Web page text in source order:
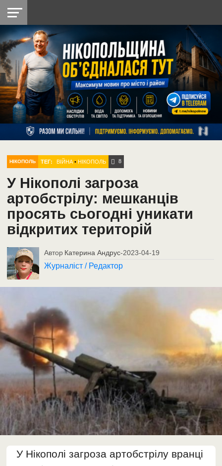
НІКОПОЛЬ
РАЙОН
СІЧЕСЛАВСЬКА
УКРАЇНА
РЕТРО
НІКОПОЛЬ
ЛАЙТ
УКРАЇНА
ДОПОМОГА
РАДІО
НІКОПОЛЬ ТЕГ: ВІЙНА •НІКОПОЛЬ 8
У Нікополі загроза
артобстрілу: мешканців
просять сьогодні уникати
відкритих територій
Автор Катерина Андрус-2023-04-19
Журналіст / Редактор
У Нікополі загроза артобстрілу вранці